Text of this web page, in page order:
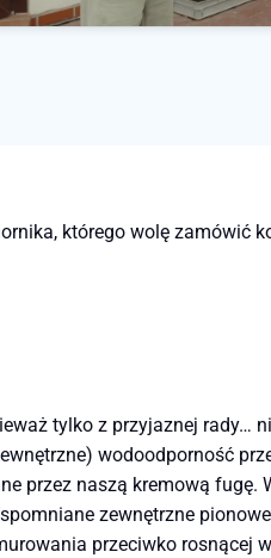
którego wolę zamówić
tylko z przyjaznej rady…
wodoodporność
przez naszą kremową
zewnętrzne
przeciwko rosnącej